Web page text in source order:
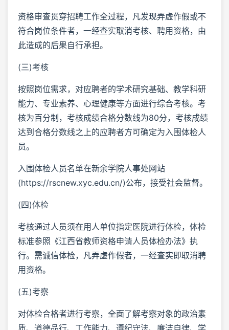
资格审查贯穿招聘工作全过程，凡发现弄虚作假或不
符合岗位条件者，一经查实取消考核、聘用资格，由
此造成的后果自行承担。
(三)考核
按照岗位需求，对应聘者的学术研究基础、教学科研
能力、专业素养、心理健康等方面进行综合考核。考
核为百分制，考核成绩合格分数线为80分，考核成绩
达到合格分数线之上的应聘者方可确定为入围体检人
员。
入围体检人员名单在新余学院人事处网站
(https://rscnew.xyc.edu.cn/)公布，接受社会监督。
(四)体检
考核通过人员须在用人单位指定医院进行体检，体检
标准参照《江西省教师资格申请人员体检办法》执
行。需诚信体检，凡弄虚作假者，一经查实即取消聘
用资格。
(五)考察
对体检合格者进行考察，全面了解考察对象的政治素
质、道德品行、工作能力、遵纪守法、廉洁自律、学